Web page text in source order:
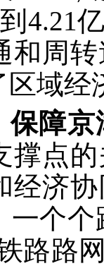
4.21
和周
域经
保障
撑点
经济
一个个
路路